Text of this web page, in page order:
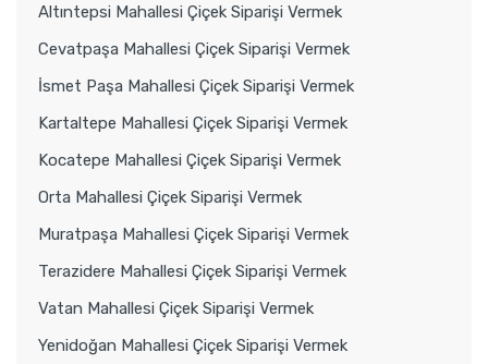
Altıntepsi Mahallesi Çiçek Siparişi Vermek
Cevatpaşa Mahallesi Çiçek Siparişi Vermek
İsmet Paşa Mahallesi Çiçek Siparişi Vermek
Kartaltepe Mahallesi Çiçek Siparişi Vermek
Kocatepe Mahallesi Çiçek Siparişi Vermek
Orta Mahallesi Çiçek Siparişi Vermek
Muratpaşa Mahallesi Çiçek Siparişi Vermek
Terazidere Mahallesi Çiçek Siparişi Vermek
Vatan Mahallesi Çiçek Siparişi Vermek
Yenidoğan Mahallesi Çiçek Siparişi Vermek